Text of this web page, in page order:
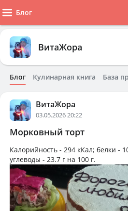
Блог
ВитаЖора
Блог Кулинарная книга База
ВитаЖора
03.05.2026 20:22
Морковный торт
Калорийность - 294 кКал; белки -
углеводы - 23.7 г на 100 г.